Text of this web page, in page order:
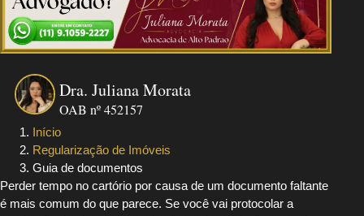
Dra. Juliana Morata
OAB nº 452157
Início
Regularização de Imóveis
Guia de documentos
Perder tempo no cartório por causa de um documento faltante
é mais comum do que parece. Se você vai protocolar a